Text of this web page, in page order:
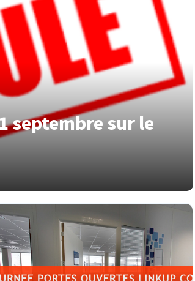
septembre sur le